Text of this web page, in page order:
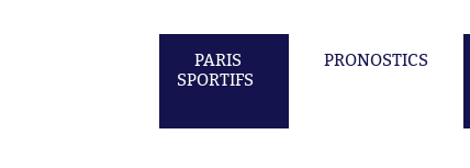
PARIS
SPORTIFS
PRONOSTICS